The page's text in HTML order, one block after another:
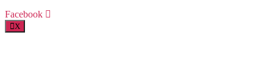
Facebook
X